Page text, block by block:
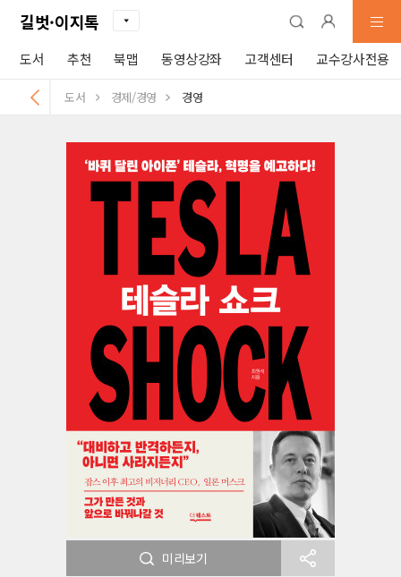
길벗·이지톡
도서 추천 북맵 동영상강좌 고객센터 교수강사전용
도서 경제/경영 경영
미리보기